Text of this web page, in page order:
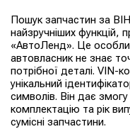
Пошук запчастин за
найзручніших функцій,
«АвтоЛенд». Це
автовласник не знає
потрібної деталі. VIN-
унікальний
символів. Він дає
комплектацію та рік
сумісні запчастини.